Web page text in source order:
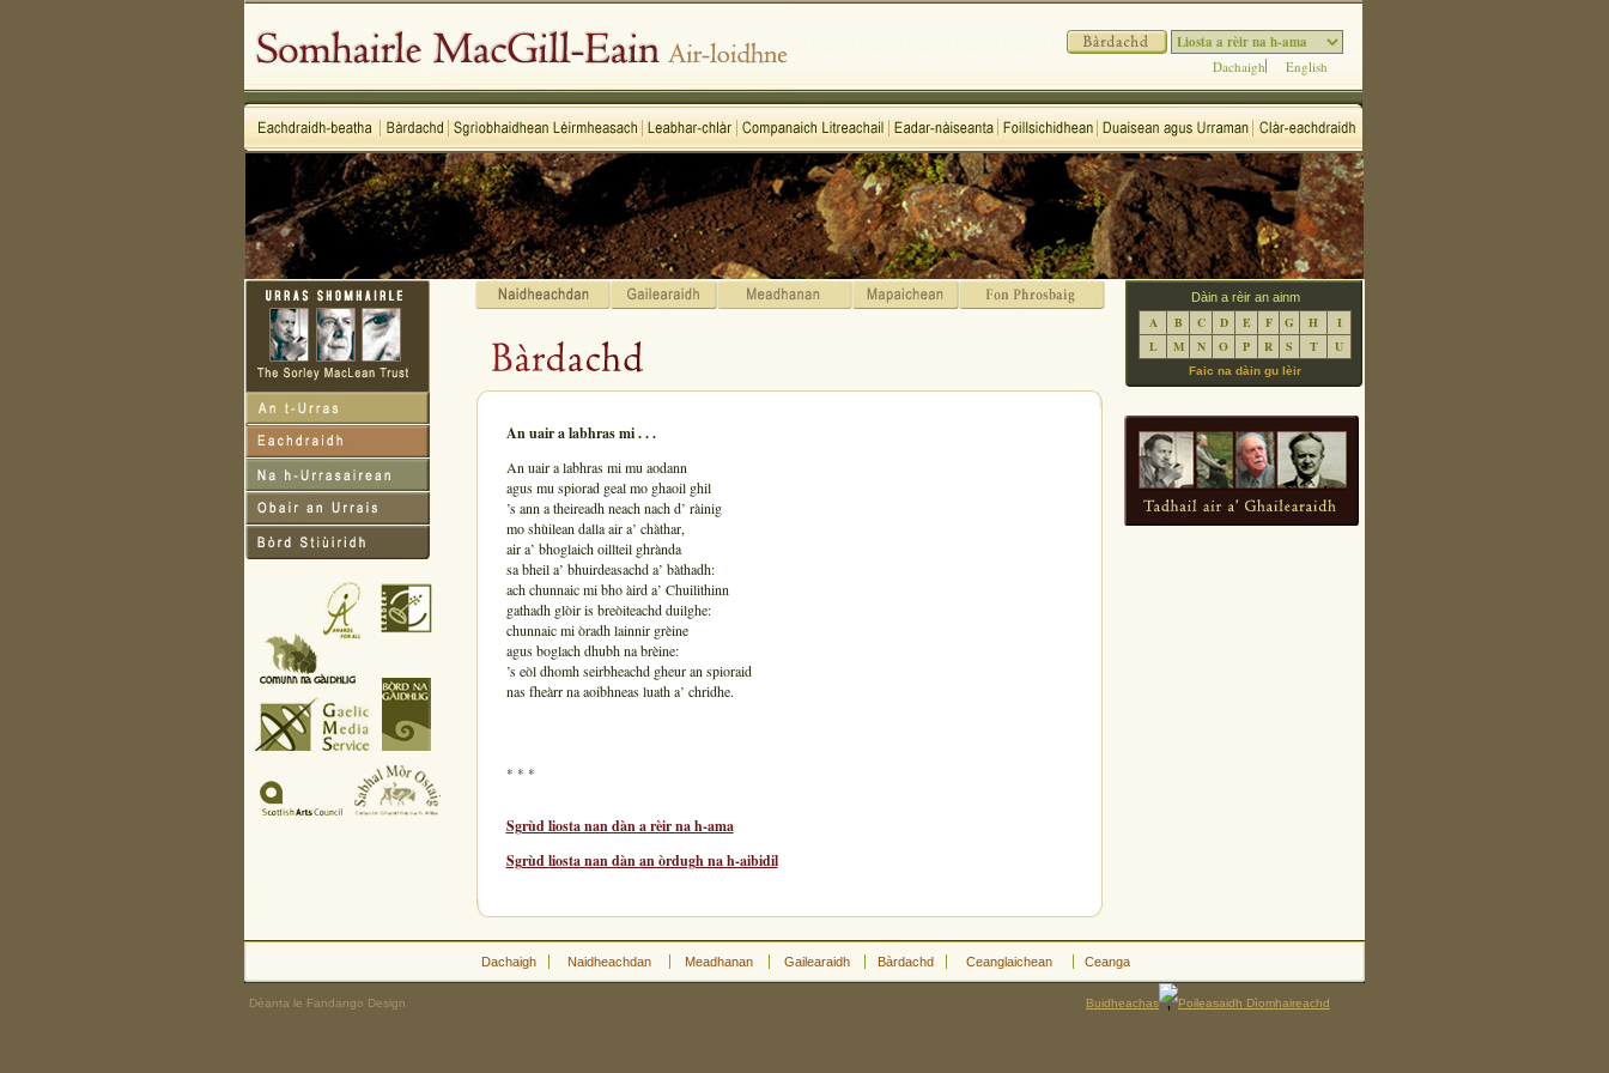
Dachaigh English
An uair a labhras mi . . .
An uair a labhras mi mu aodann
agus mu spiorad geal mo ghaoil ghil
’s ann a theireadh neach nach d’ ràinig
mo shùilean dalla air a’ chàthar,
air a’ bhoglaich oillteil ghrànda
sa bheil a’ bhuirdeasachd a’ bàthadh:
ach chunnaic mi bho àird a’ Chuilithinn
gathadh glòir is breòiteachd duilghe:
chunnaic mi òradh lainnir grèine
agus boglach dhubh na brèine:
’s eòl dhomh seirbheachd gheur an spioraid
nas fheàrr na aoibhneas luath a’ chridhe.
* * *
Sgrùd liosta nan dàn a rèir na h-ama
Sgrùd liosta nan dàn an òrdugh na h-aibidil
Dàin a rèir an ainm
A B C D E F G H
I
L
M N O P R S T U
Faic na dàin gu lèir
Dachaigh Naidheachdan Meadhanan Gailearaidh Bàrdachd Ceanglaichean Ceanga
Dèanta le Fandango Design Buidheachas Poileasaidh Dìomhaireachd